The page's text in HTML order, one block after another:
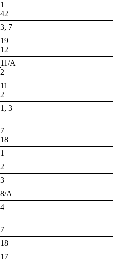
1
42
3, 7
19
12
11/A
2
11
2
1, 3
7
18
1
2
3
8/A
4
7
18
17